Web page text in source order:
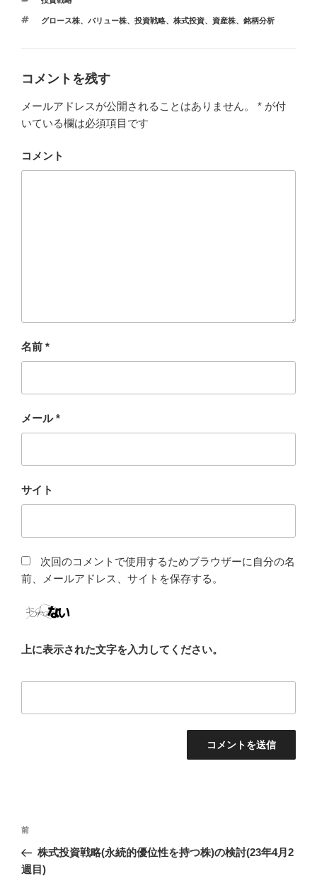
ゴ
タ
グロース株、 バリュー株、 投資戦略、 株式投資、 資産株、 銘柄分析
コメントを残す
メールアドレスが公開されることはありません。 * が付
いている欄は必須項目です
コメント
名前 *
メール*
サイト
次回のコメントで使用するためブラウザーに自分の名
前、メールアドレス、サイトを保存する。
上に表示された文字を入力してください。
投
ナ
前
の
投
前
株式投資戦略(永続的優位性を持つ株)の検討(23年4月2
週目)